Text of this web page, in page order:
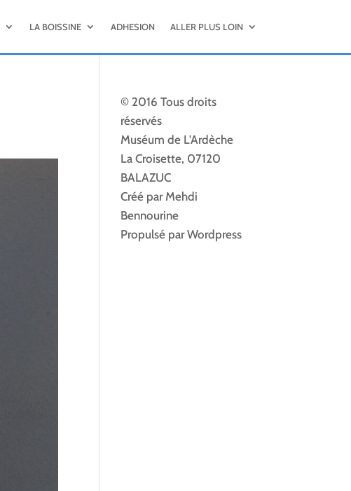
LA BOISSINE ADHESION ALLER PLUS LOIN
© 2016 Tous droits
réservés
Muséum de L'Ardèche
La Croisette, 07120
BALAZUC
Créé par Mehdi
Bennourine
Propulsé par Wordpress